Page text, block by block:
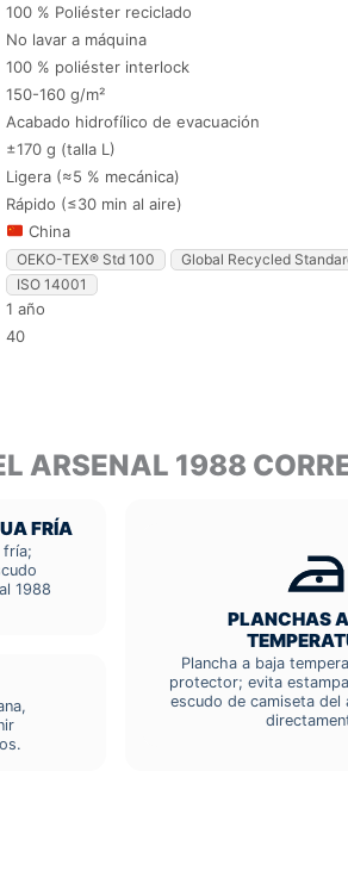
100 % Poliéster reciclado
No lavar a máquina
100 % poliéster interlock
150-160 g/m²
Acabado hidrofílico de evacuación
±170 g (talla L)
Ligera (≈5 % mecánica)
Rápido (≤30 min al aire)
China
OEKO-TEX® Std 100
Global Recycled
ISO 14001
1 año
40
ARSENAL 1988
FRÍA
fría;
1988
PLANCHAS
Plancha a baja
protector; evita
escudo de camiseta del